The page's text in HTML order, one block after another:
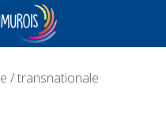
/ transnationale